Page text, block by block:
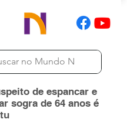
de espancar e
sogra de 64 anos é